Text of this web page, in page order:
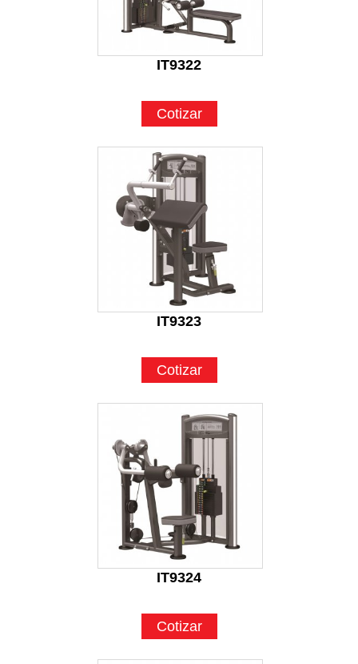
IT9322
Cotizar
IT9323
Cotizar
IT9324
Cotizar